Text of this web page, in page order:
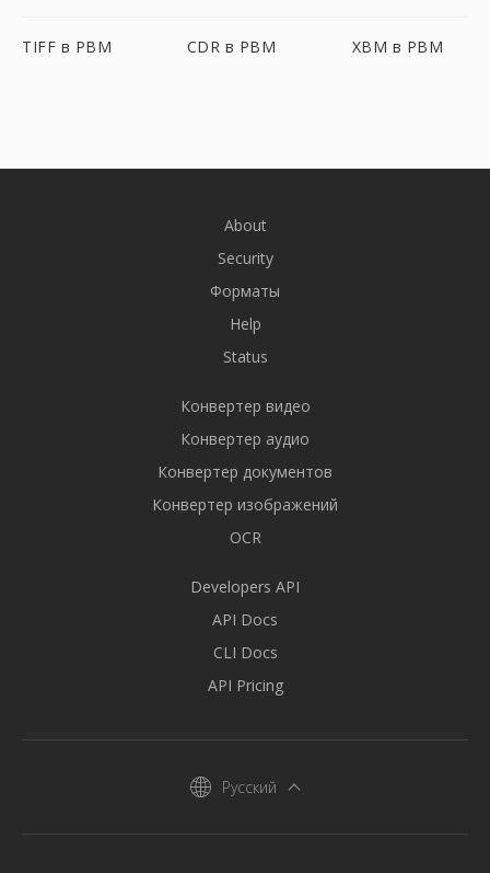
TIFF в PBM CDR в PBM XBM в PBM
About
Security
Форматы
Help
Status
Конвертер видео
Конвертер аудио
Конвертер документов
Конвертер изображений
OCR
Developers API
API Docs
CLI Docs
API Pricing
Русский